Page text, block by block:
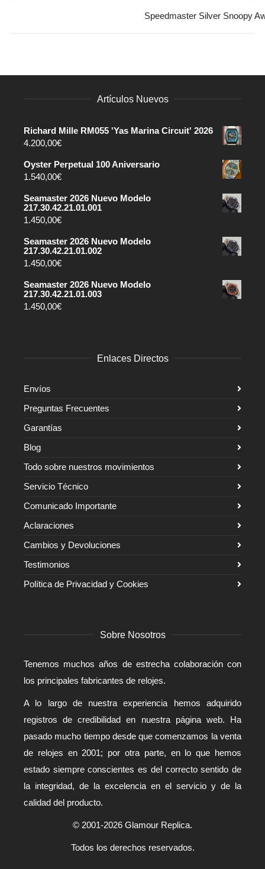
Speedmaster Silver Snoopy
Artículos Nuevos
Richard Mille RM055 'Yas Marina Circuit' 2026
4.200,00€
Oyster Perpetual 100 Aniversario
1.540,00€
Seamaster 2026 Nuevo Modelo
217.30.42.21.01.001
1.450,00€
Seamaster 2026 Nuevo Modelo
217.30.42.21.01.002
1.450,00€
Seamaster 2026 Nuevo Modelo
217.30.42.21.01.003
1.450,00€
Enlaces Directos
Envíos
Preguntas Frecuentes
Garantías
Blog
Todo sobre nuestros movimientos
Servicio Técnico
Comunicado Importante
Aclaraciones
Cambios y Devoluciones
Testimonios
Política de Privacidad y Cookies
Sobre Nosotros
Tenemos muchos años de estrecha colaboración con
los principales fabricantes de relojes.
A lo largo de nuestra experiencia hemos adquirido
registros de credibilidad en nuestra página web. Ha
pasado mucho tiempo desde que comenzamos la venta
de relojes en 2001; por otra parte, en lo que hemos
estado siempre conscientes es del correcto sentido de
la integridad, de la excelencia en el servicio y de la
calidad del producto.
© 2001-2026 Glamour Replica.
Todos los derechos reservados.